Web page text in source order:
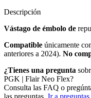
Descripción
Vástago de émbolo de
Compatible únicamente
anteriores a 2024). No
¿Tienes una pregunta
PGK | Flair Neo Flex?
Consulta las FAQ o
las preguntas. Ir a preguntas